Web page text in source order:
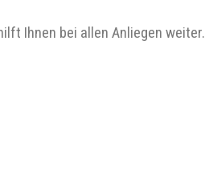
Ihnen bei allen Anliegen weiter.